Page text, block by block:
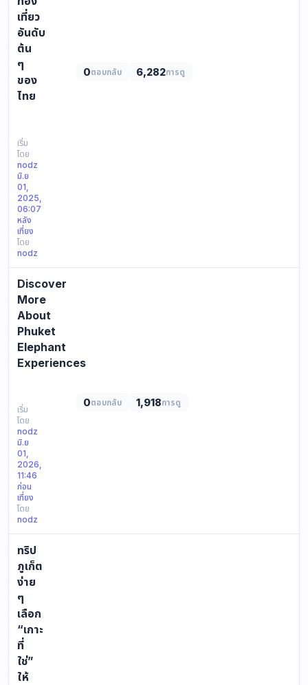
เที่ยว
อันดับ
ต้น
ๆ
ของ
ไทย
เที่ยว
ให้
ครบ
ใน
เมือง
ท่อง
เที่ยว
อันดับ
ต้น
ของ
https://yophuket.com/image/item/image_4_174831636…
เริ่ม
โดย
nodz
มิ.ย
01,
2025,
06:07
หลัง
เที่ยง
โดย
nodz
0ตอบกลับ 6,282การดู
Discover
More
About
Phuket
Elephant
Experiences
Elephant
Experience
—
One
of
the
Most
Me…
เริ่ม
โดย
nodz
มิ.ย
01,
2026,
11:46
ก่อน
เที่ยง
โดย
nodz
0ตอบกลับ 1,918การดู
ทริป
ภูเก็ต
ง่าย
ๆ
เลือก
“เกาะ
ที่
ใช่”
ให้